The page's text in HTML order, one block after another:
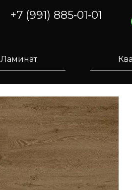
+7 (991) 885‑01‑01
Ламинат